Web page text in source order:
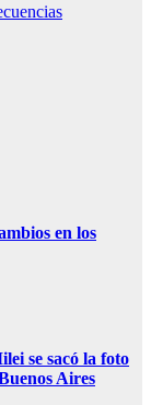
en los
se sacó la foto
Aires